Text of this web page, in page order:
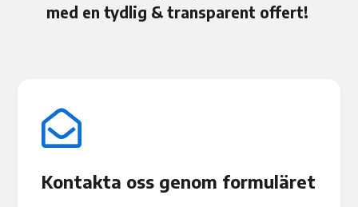
med en tydlig & transparent offert!

Kontakta oss genom formuläret